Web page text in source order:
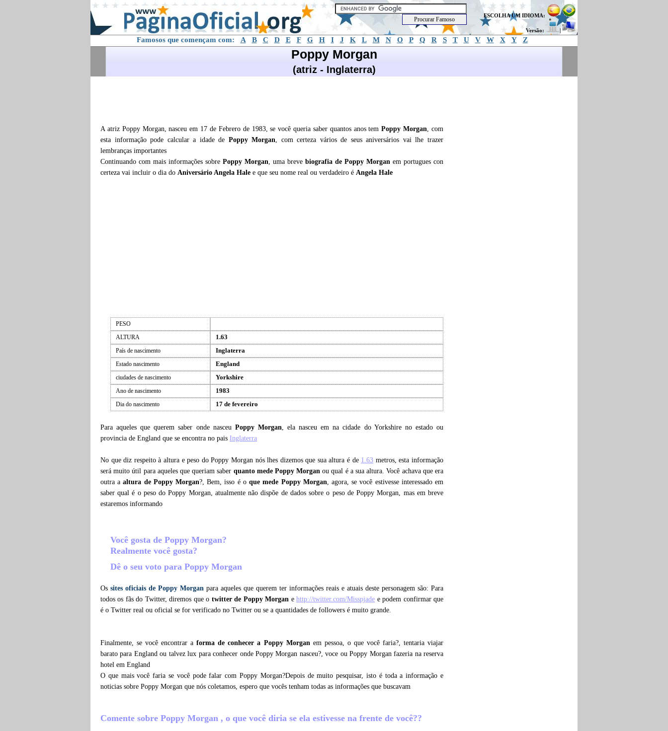
ESCOLHA UM IDIOMA:
Versão: |
Famosos que començam com: A B C D E F G H I J K L M N O P Q R S T U V W X Y Z
Poppy Morgan
(atriz - Inglaterra)
A atriz Poppy Morgan, nasceu em 17 de Febrero de 1983, se você queria saber quantos anos temPoppy Morgan, com
esta informação pode calcular a idade de Poppy Morgan, com certeza vários de seus aniversários vai lhe trazer
lembranças importantes
Continuando com mais informações sobre Poppy Morgan, uma breve biografia de Poppy Morgan em portugues con
certeza vai incluir o dia do Aniversário Angela Hale e que seu nome real ou verdadeiro é Angela Hale
PESO
ALTURA
1.63
País de nascimento Inglaterra
Estado nascimento England
ciudades de nascimento Yorkshire
Ano de nascimento 1983
Dia do nascimento 17 de fevereiro
Para aqueles que querem saber onde nasceu Poppy Morgan, ela nasceu em na cidade do Yorkshire no estado ou
provincia de England que se encontra no pais Inglaterra
No que diz respeito à altura e peso do Poppy Morgan nós lhes dizemos que sua altura é de 1.63 metros, esta informação
será muito útil para aqueles que queriam saber quanto mede Poppy Morgan ou qual é a sua altura. Você achava que era
outra aaltura de Poppy Morgan?, Bem, isso é oque mede Poppy Morgan, agora, se você estivesse interessado em
saber qual é o peso do Poppy Morgan, atualmente não dispõe de dados sobre o peso de Poppy Morgan, mas em breve
estaremos informando
Você gosta de Poppy Morgan?
Realmente você gosta?
Dê o seu voto para Poppy Morgan
Os sites oficiais de Poppy Morgan para aqueles que querem ter informações reais e atuais deste personagem são: Para
todos os fãs do Twitter, diremos que o twitter de Poppy Morgan ehttp://twitter.com/Misspjade e podem confirmar que
é o Twitter real ou oficial se for verificado no Twitter ou se a quantidades de followers é muito grande.
Finalmente, se você encontrar aforma de conhecer a Poppy Morganem pessoa, o que você faria?, tentaria viajar
barato para England ou talvez lux para conhecer onde Poppy Morgan nasceu?, voce ou Poppy Morgan fazeria na reserva
hotel em England
O que mais você faria se você pode falar com Poppy Morgan?Depois de muito pesquisar, isto é toda a informação e
noticias sobre Poppy Morgan que nós coletamos, espero que vocês tenham todas as informações que buscavam
Comente sobre Poppy Morgan , o que você diria se ela estivesse na frente de você??